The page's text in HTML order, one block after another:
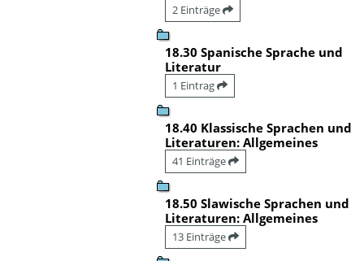
2 Einträge
18.30 Spanische Sprache und
Literatur
1 Eintrag
18.40 Klassische Sprachen und
Literaturen: Allgemeines
41 Einträge
18.50 Slawische Sprachen und
Literaturen: Allgemeines
13 Einträge